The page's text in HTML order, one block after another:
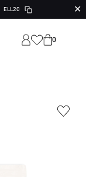
ELL20 ✕
0